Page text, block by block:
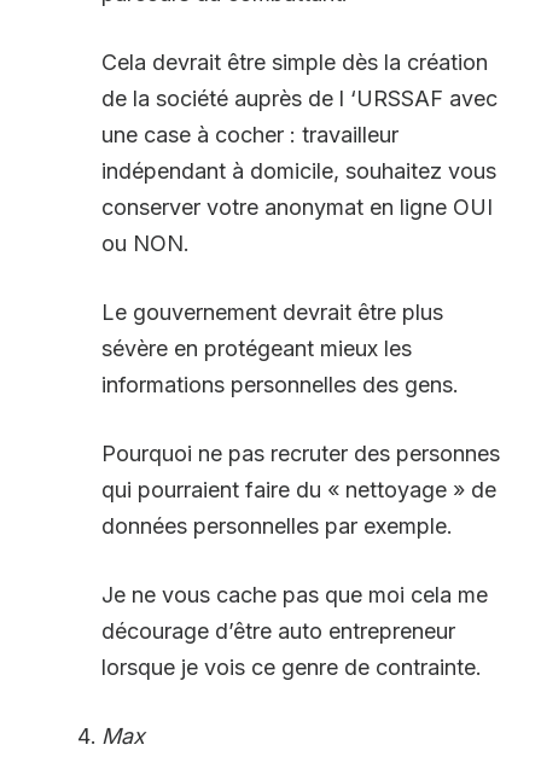
Cela devrait être simple dès la création
de la société auprès de l ‘URSSAF avec
une case à cocher : travailleur
indépendant à domicile, souhaitez vous
conserver votre anonymat en ligne OUI
ou NON.
Le gouvernement devrait être plus
sévère en protégeant mieux les
informations personnelles des gens.
Pourquoi ne pas recruter des personnes
qui pourraient faire du « nettoyage » de
données personnelles par exemple.
Je ne vous cache pas que moi cela me
décourage d’être auto entrepreneur
lorsque je vois ce genre de contrainte.
Max